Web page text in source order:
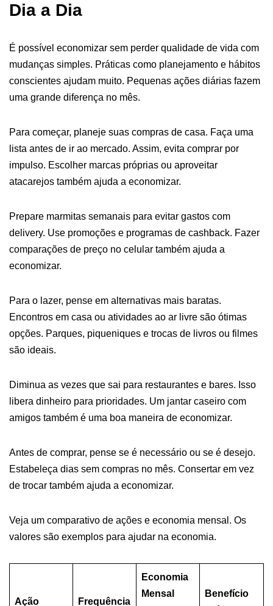
Dia a Dia
É possível economizar sem perder qualidade de vida com
mudanças simples. Práticas como planejamento e hábitos
conscientes ajudam muito. Pequenas ações diárias fazem
uma grande diferença no mês.
Para começar, planeje suas compras de casa. Faça uma
lista antes de ir ao mercado. Assim, evita comprar por
impulso. Escolher marcas próprias ou aproveitar
atacarejos também ajuda a economizar.
Prepare marmitas semanais para evitar gastos com
delivery. Use promoções e programas de cashback. Fazer
comparações de preço no celular também ajuda a
economizar.
Para o lazer, pense em alternativas mais baratas.
Encontros em casa ou atividades ao ar livre são ótimas
opções. Parques, piqueniques e trocas de livros ou filmes
são ideais.
Diminua as vezes que sai para restaurantes e bares. Isso
libera dinheiro para prioridades. Um jantar caseiro com
amigos também é uma boa maneira de economizar.
Antes de comprar, pense se é necessário ou se é desejo.
Estabeleça dias sem compras no mês. Consertar em vez
de trocar também ajuda a economizar.
Veja um comparativo de ações e economia mensal. Os
valores são exemplos para ajudar na economia.
Ação Frequência
Economia
Mensal
Benefício